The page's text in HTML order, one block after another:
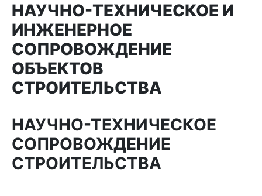
НАУЧНО-ТЕХНИЧЕСКОЕ И
ИНЖЕНЕРНОЕ
СОПРОВОЖДЕНИЕ
ОБЪЕКТОВ
СТРОИТЕЛЬСТВА
НАУЧНО-ТЕХНИЧЕСКОЕ
СОПРОВОЖДЕНИЕ
СТРОИТЕЛЬСТВА